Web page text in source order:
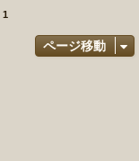
1
ページ移動